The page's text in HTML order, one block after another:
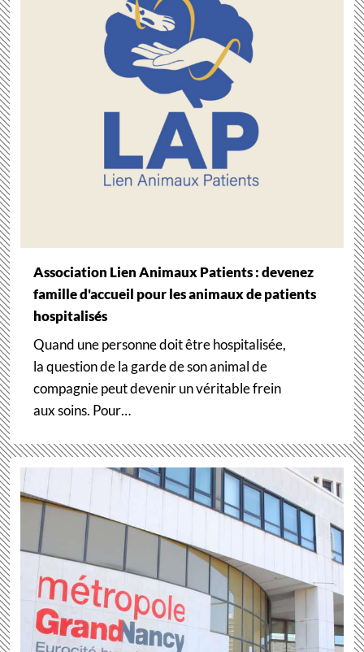
Association Lien Animaux Patients : devenez
famille d'accueil pour les animaux de patients
hospitalisés
Quand une personne doit être hospitalisée,
la question de la garde de son animal de
compagnie peut devenir un véritable frein
aux soins. Pour…